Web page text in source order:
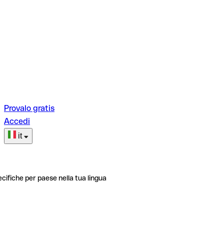
Provalo gratis
Accedi
it
per paese nella tua lingua